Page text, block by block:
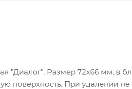
"Диалог", Размер 72х66 мм, в
поверхность. При удалении